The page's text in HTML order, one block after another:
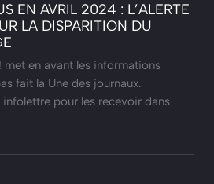
EN AVRIL 2024 : L’ALERTE
LA DISPARITION DU
met en avant les informations
fait la Une des journaux.
pour les recevoir dans